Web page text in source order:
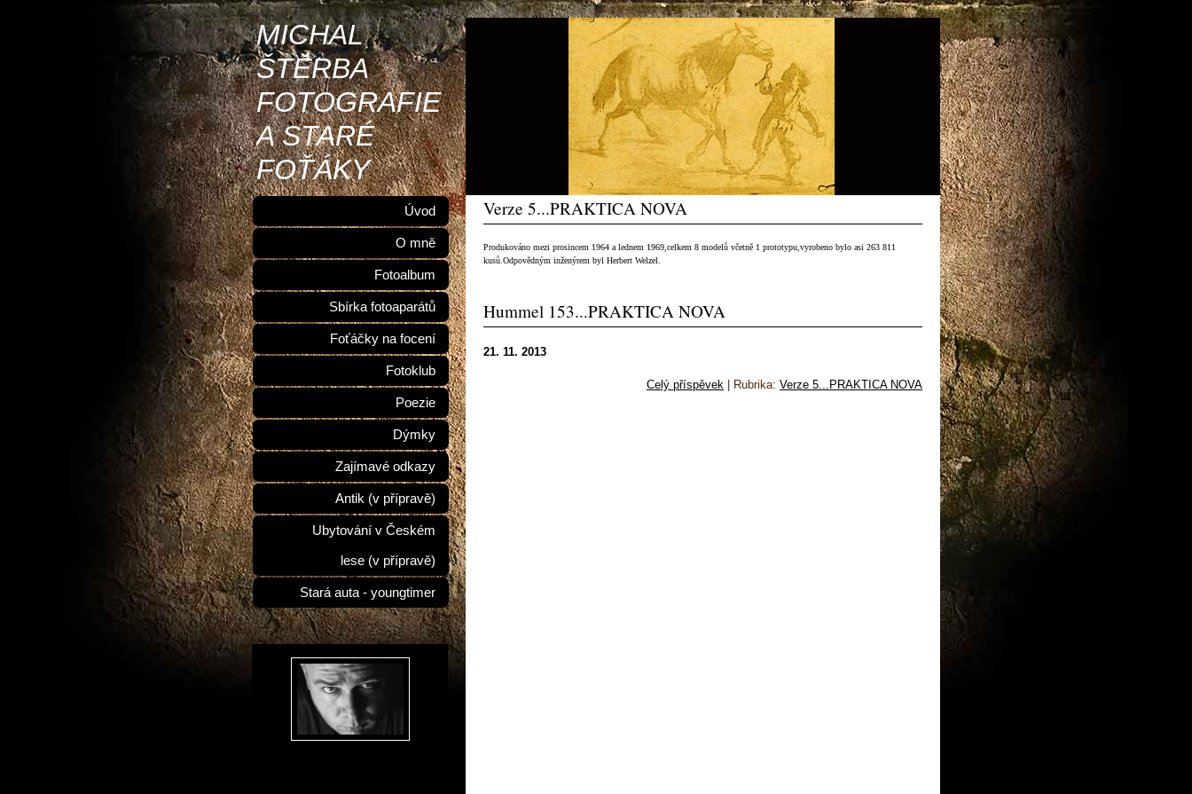
MICHAL
ŠTĚRBA
FOTOGRAFIE
A STARÉ
FOŤÁKY
Verze 5...PRAKTICA NOVA
Produkováno mezi prosincem 1964 a lednem 1969,celkem 8 modelů včetně 1 prototypu,vyrobeno bylo asi 263 811
kusů.Odpovědným inženýrem byl Herbert Welzel.
Hummel 153...PRAKTICA NOVA
21. 11. 2013
Celý příspěvek Rubrika: Verze 5...PRAKTICA NOVA
Úvod
O mně
Fotoalbum
Sbírka fotoaparátů
Foťáčky na focení
Fotoklub
Poezie
Dýmky
Zajímavé odkazy
Antik (v přípravě)
Ubytování v Českém
lese (v přípravě)
Stará auta - youngtimer